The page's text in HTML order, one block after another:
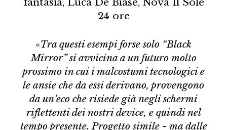
24 ore
«Tra questi esempi forse solo “Black
Mirror” si avvicina a un futuro molto
prossimo in cui i malcostumi tecnologici e
le ansie che da essi derivano, provengono
da un’eco che risiede già negli schermi
riflettenti dei nostri device, e quindi nel
tempo presente. Progetto simile - ma dalle